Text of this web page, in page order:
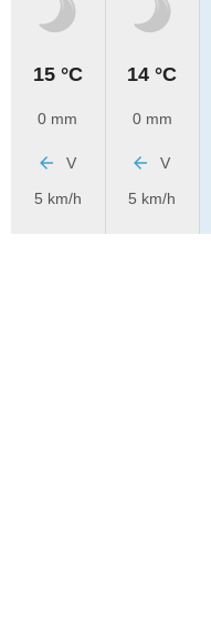
15 °C
0 mm
V
5 km/h
14 °C
0 mm
V
5 km/h